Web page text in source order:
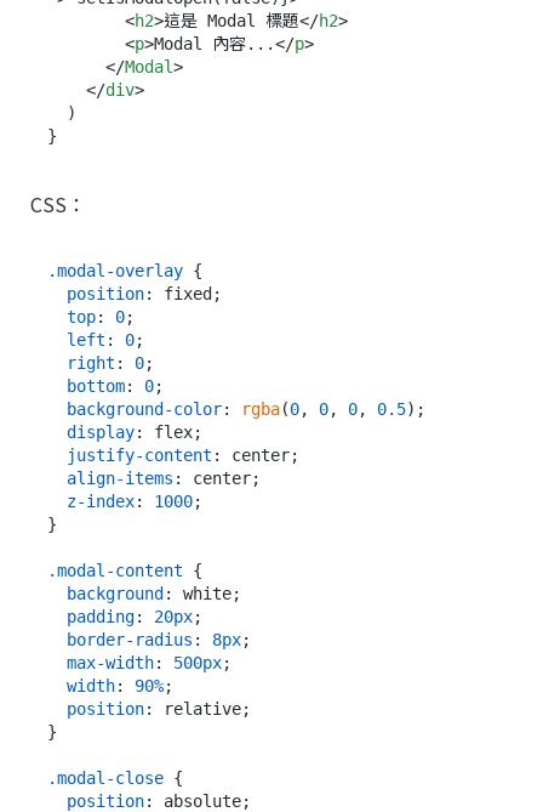
<h2>這是 Modal 標題</h2>
<p>Modal 內容...</p>
</Modal>
</div>
CSS：
.modal-overlay {
position: fixed;
top: 0;
left : 0;
right : 0;
bottom: 0;
background-color: rgba(0, 0, 0, 0.5);
display: flex;
justify-content : center;
align-items : center;
z-index: 1000;
}
.modal-content {
background: white;
padding: 20px;
border-radius : 8px;
max-width: 500px;
width: 90%;
position: relative;
}
.modal-close {
position: absolute;